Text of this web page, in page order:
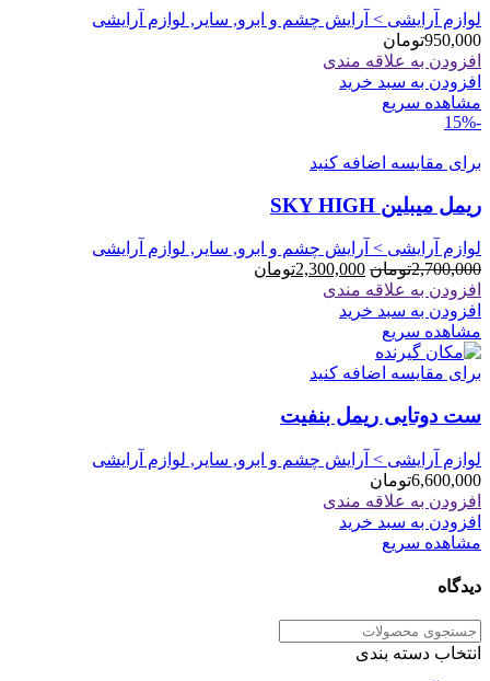
لوازم آرایشی > آرایش چشم و ابرو, سایر, لوازم آرایشی
950,000تومان
افزودن به علاقه مندی
افزودن به سبد خرید
مشاهده سریع
-15%
برای مقایسه اضافه کنید
ریمل میبلین SKY HIGH
لوازم آرایشی > آرایش چشم و ابرو, سایر, لوازم آرایشی
2,700,000تومان قیمت
اصلی
2,300,000تومان
افزودن به علاقه مندی
افزودن به سبد خرید
مشاهده سریع
برای مقایسه اضافه کنید
ست دوتایی ریمل بنفیت
لوازم آرایشی > آرایش چشم و ابرو, سایر, لوازم آرایشی
6,600,000تومان
افزودن به علاقه مندی
افزودن به سبد خرید
مشاهده سریع
دیدگاه
انتخاب دسته بندی